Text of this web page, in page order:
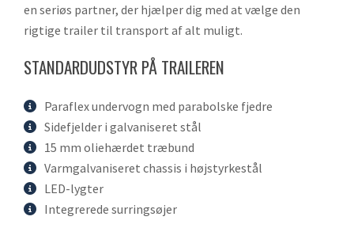
en seriøs partner, der hjælper dig med at vælge den
rigtige trailer til transport af alt muligt.
STANDARDUDSTYR PÅ TRAILEREN
Paraflex undervogn med parabolske fjedre
Sidefjelder i galvaniseret stål
15 mm oliehærdet træbund
Varmgalvaniseret chassis i højstyrkestål
LED-lygter
Integrerede surringsøjer